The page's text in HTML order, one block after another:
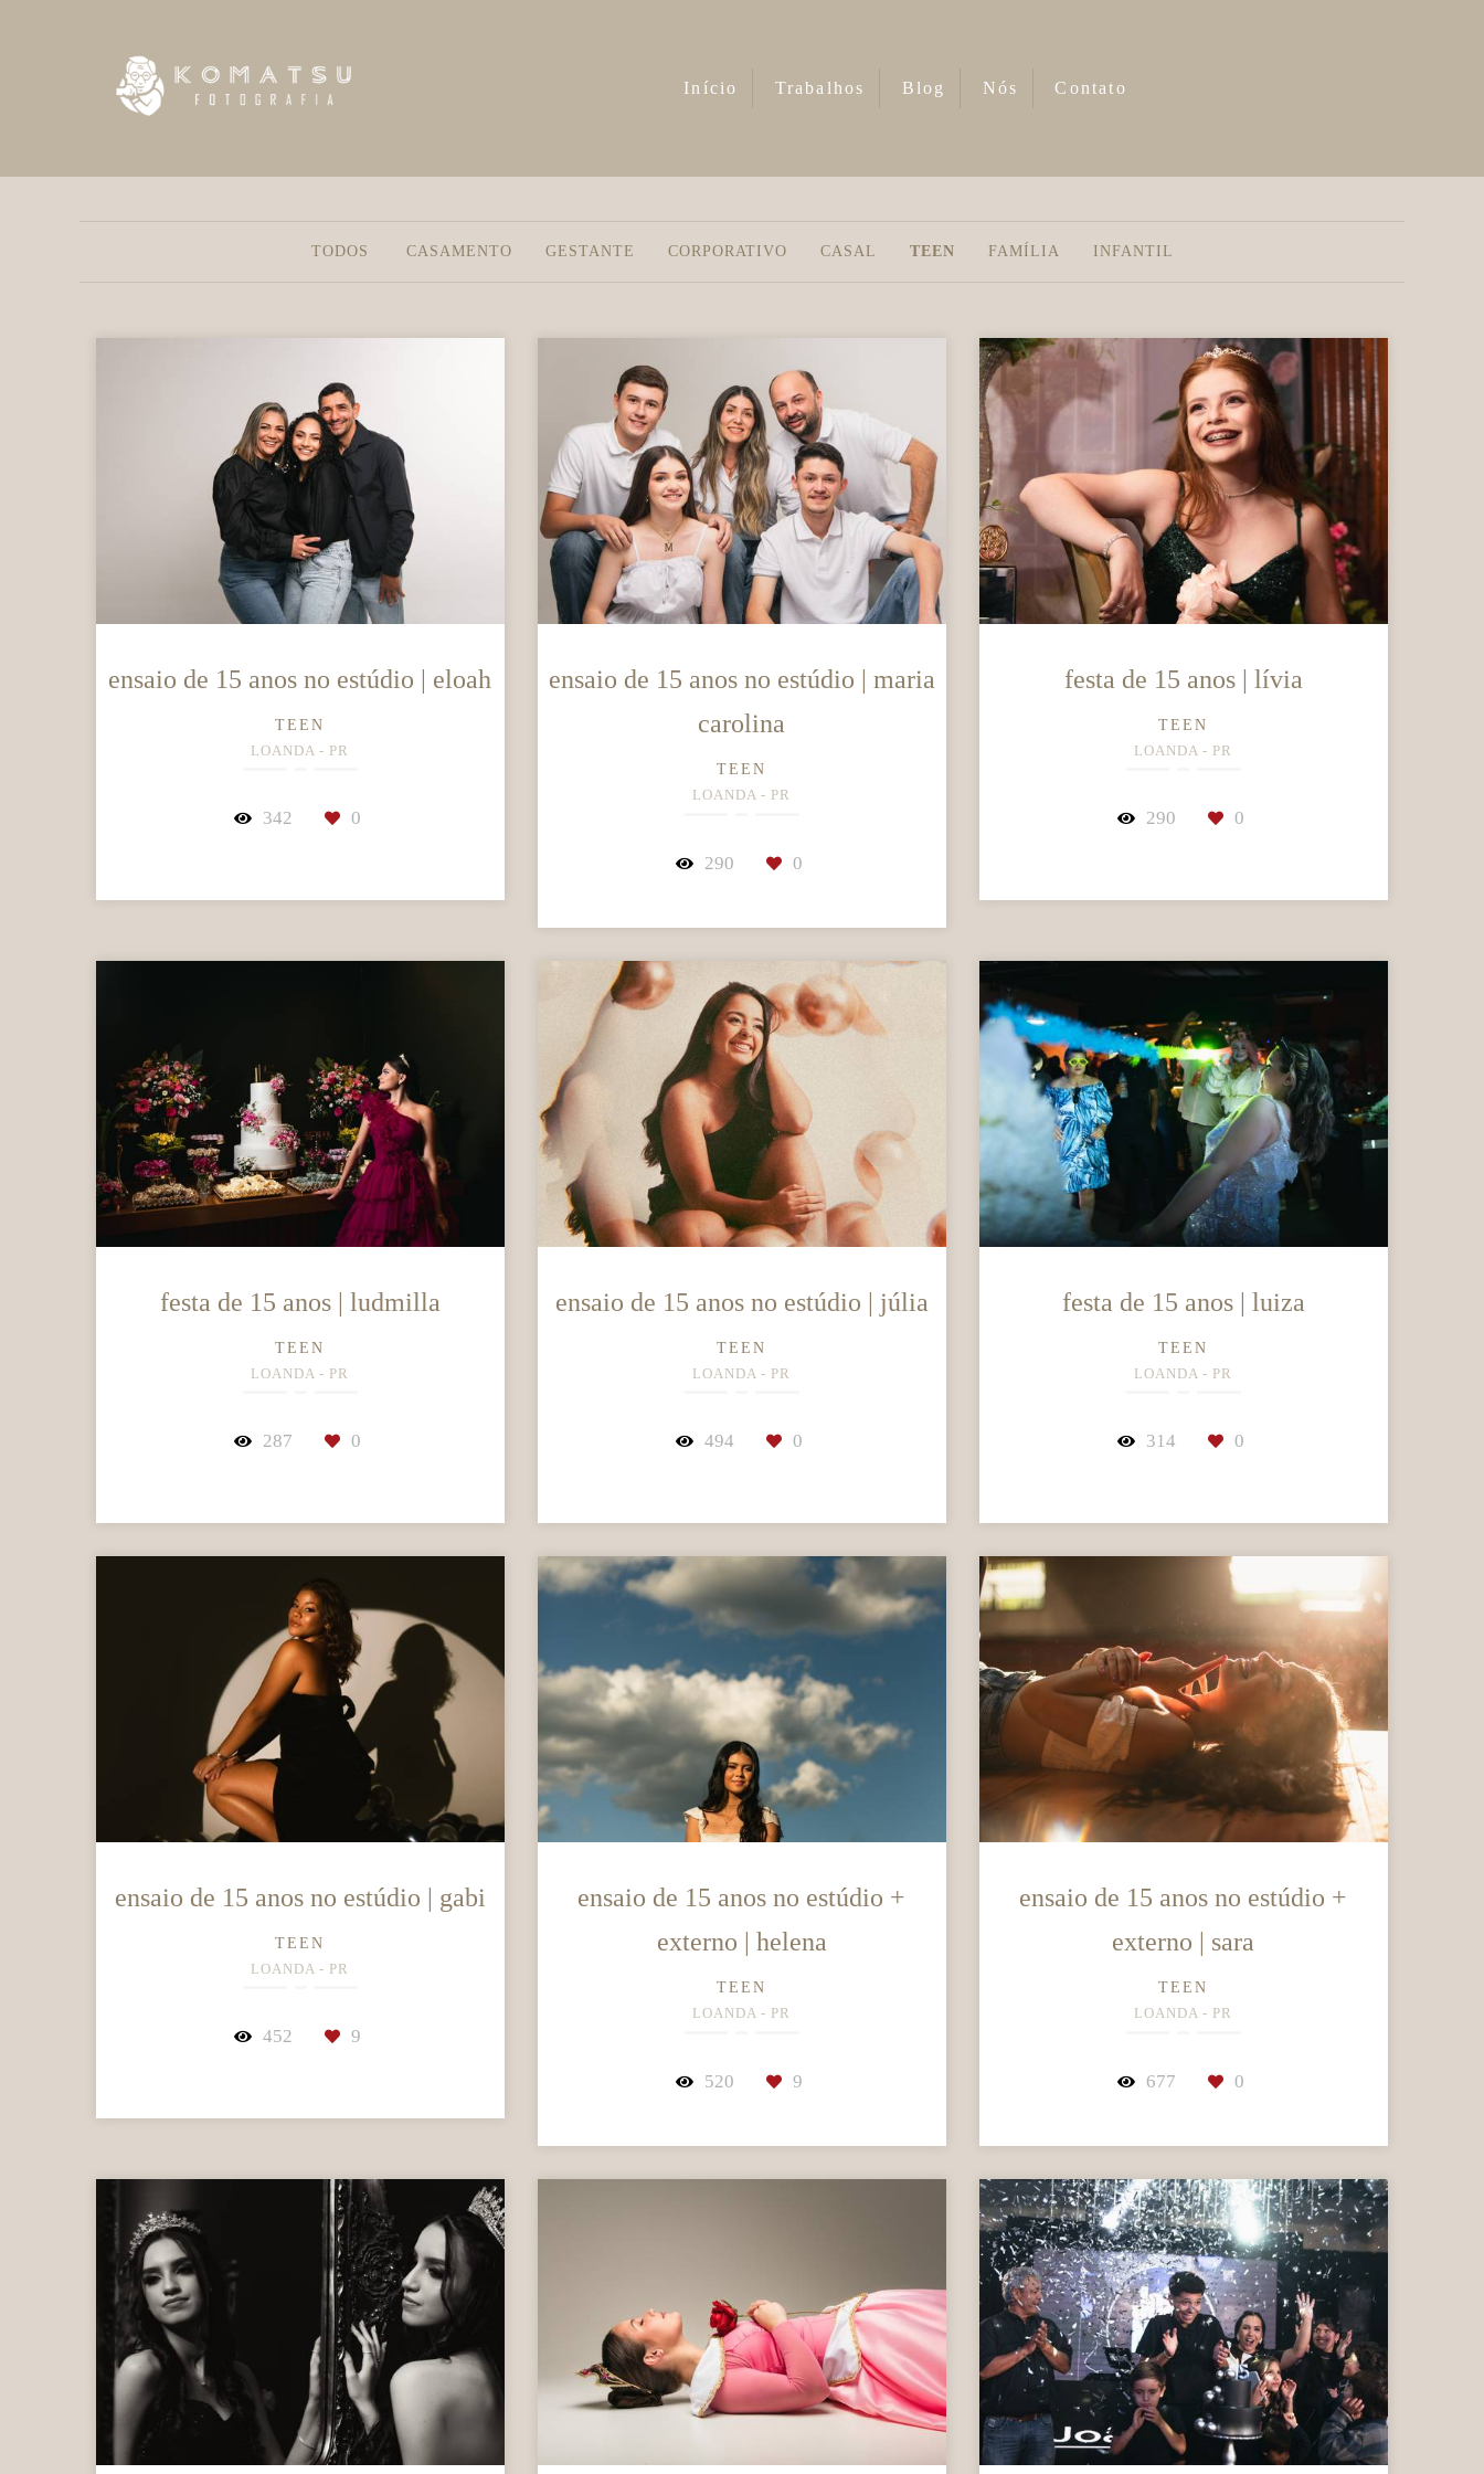
Início Trabalhos Blog Nós Contato
TODOS CASAMENTO GESTANTE CORPORATIVO CASAL TEEN FAMÍLIA INFANTIL
ensaio de 15 anos no estúdio | eloah
TEEN
LOANDA - PR
342 0
ensaio de 15 anos no estúdio | maria
carolina
TEEN
LOANDA - PR
290 0
festa de 15 anos | lívia
TEEN
LOANDA - PR
290 0
festa de 15 anos | ludmilla
TEEN
LOANDA - PR
287 0
ensaio de 15 anos no estúdio | júlia
TEEN
LOANDA - PR
494 0
festa de 15 anos | luiza
TEEN
LOANDA - PR
314 0
ensaio de 15 anos no estúdio | gabi
TEEN
LOANDA - PR
452 9
ensaio de 15 anos no estúdio +
externo | helena
TEEN
LOANDA - PR
520 9
ensaio de 15 anos no estúdio +
externo | sara
TEEN
LOANDA - PR
677 0